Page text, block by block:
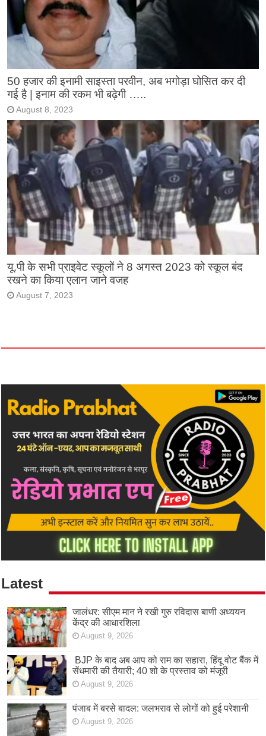
50 हजार की इनामी साइस्ता परवीन, अब भगोड़ा घोसित कर दी
गई है | इनाम की रकम भी बढ़ेगी …..
August 8, 2023
यू.पी के सभी प्राइवेट स्कूलों ने 8 अगस्त 2023 को स्कूल बंद
रखने का किया एलान जाने वजह
August 7, 2023
Latest
जालंधर: सीएम मान ने रखी गुरु रविदास बाणी अध्ययन
केंद्र की आधारशिला
August 9, 2026
BJP के बाद अब आप को राम का सहारा, हिंदू वोट बैंक में
सेंधमारी की तैयारी; 40 शो के प्रस्ताव को मंजूरी
August 9, 2026
पंजाब में बरसे बादल: जलभराव से लोगों को हुई परेशानी
August 9, 2026